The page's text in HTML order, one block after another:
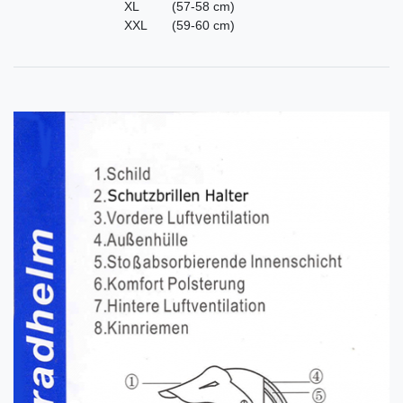
XL
(57-58 cm)
XXL
(59-60 cm)